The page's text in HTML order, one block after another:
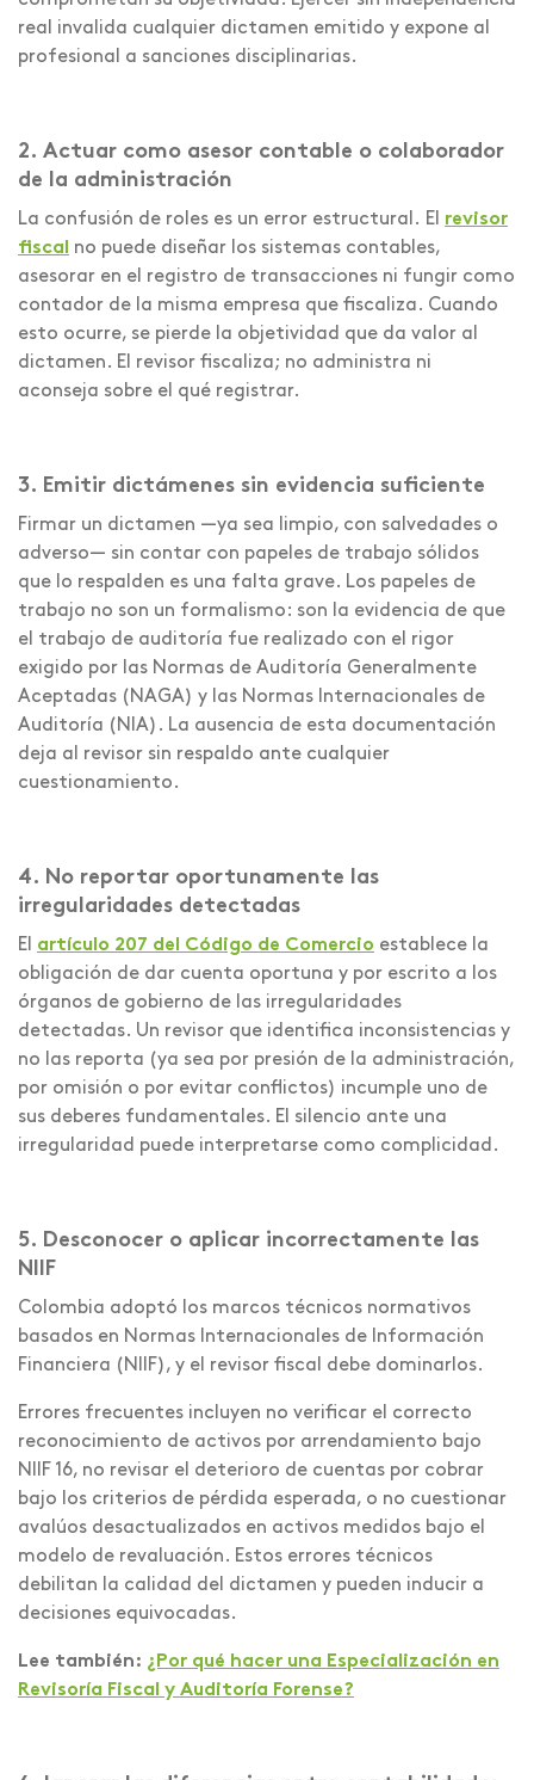
real invalida cualquier dictamen emitido y expone al
profesional a sanciones disciplinarias.
2. Actuar como asesor contable o colaborador
de la administración
La confusión de roles es un error estructural. El revisor
fiscal
no puede diseñar los sistemas contables,
asesorar en el registro de transacciones ni fungir como
contador de la misma empresa que fiscaliza. Cuando
esto ocurre, se pierde la objetividad que da valor al
dictamen. El revisor fiscaliza; no administra ni
aconseja sobre el qué registrar.
3. Emitir dictámenes sin evidencia suficiente
Firmar un dictamen —ya sea limpio, con salvedades o
adverso— sin contar con papeles de trabajo sólidos
que lo respalden es una falta grave. Los papeles de
trabajo no son un formalismo: son la evidencia de que
el trabajo de auditoría fue realizado con el rigor
exigido por las Normas de Auditoría Generalmente
Aceptadas (NAGA) y las Normas Internacionales de
Auditoría (NIA). La ausencia de esta documentación
deja al revisor sin respaldo ante cualquier
cuestionamiento.
4. No reportar oportunamente las
irregularidades detectadas
El artículo 207 del Código de Comercio establece la
obligación de dar cuenta oportuna y por escrito a los
órganos de gobierno de las irregularidades
detectadas. Un revisor que identifica inconsistencias y
no las reporta (ya sea por presión de la administración,
por omisión o por evitar conflictos) incumple uno de
sus deberes fundamentales. El silencio ante una
irregularidad puede interpretarse como complicidad.
5. Desconocer o aplicar incorrectamente las
NIIF
Colombia adoptó los marcos técnicos normativos
basados en Normas Internacionales de Información
Financiera (NIIF), y el revisor fiscal debe dominarlos.
Errores frecuentes incluyen no verificar el correcto
reconocimiento de activos por arrendamiento bajo
NIIF 16, no revisar el deterioro de cuentas por cobrar
bajo los criterios de pérdida esperada, o no cuestionar
avalúos desactualizados en activos medidos bajo el
modelo de revaluación. Estos errores técnicos
debilitan la calidad del dictamen y pueden inducir a
decisiones equivocadas.
Lee también: ¿Por qué hacer una Especialización en
Revisoría Fiscal y Auditoría Forense?